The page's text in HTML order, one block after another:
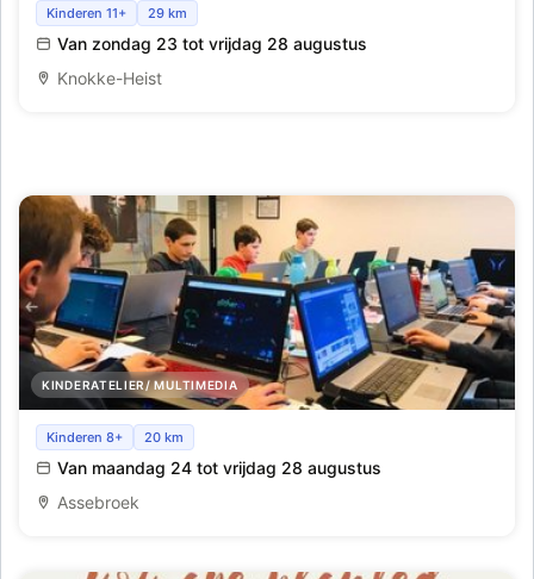
Kamperen in de natuur_Cadzand_W9
Kinderen 11+ 29 km
Van zondag 23 tot vrijdag 28 augustus
Knokke-Heist
KINDERATELIER/ MULTIMEDIA
Studio Scratch_Brussel_Zomer 9
Kinderen 8+ 20 km
Van maandag 24 tot vrijdag 28 augustus
Assebroek